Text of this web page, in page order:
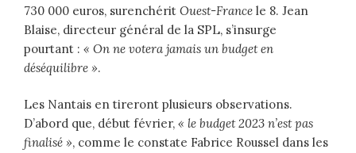
730 000 euros, surenchérit Ouest-France le 8. Jean
Blaise, directeur général de la SPL, s’insurge
pourtant : « On ne votera jamais un budget en
déséquilibre ».
Les Nantais en tireront plusieurs observations.
D’abord que, début février, « le budget 2023 n’est pas
finalisé », comme le constate Fabrice Roussel dans les